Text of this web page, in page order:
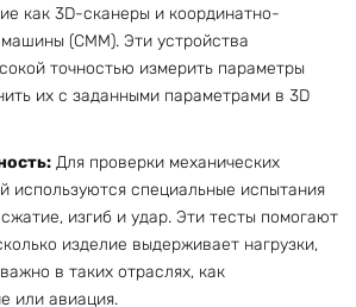
как 3D-сканеры и координатно-
(CMM). Эти устройства
точностью измерить параметры
их с заданными параметрами в 3D
Для проверки механических
используются специальные испытания
изгиб и удар. Эти тесты помогают
изделие выдерживает нагрузки,
в таких отраслях, как
или авиация.